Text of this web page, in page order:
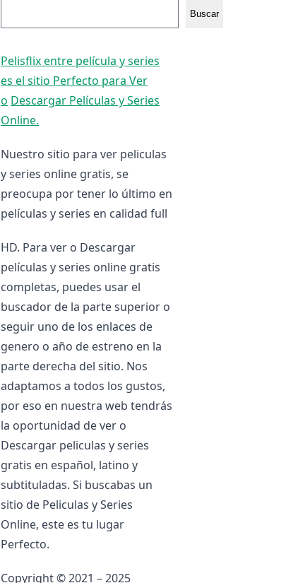
Buscar
Pelisflix entre película y series
es el sitio Perfecto para Ver
o Descargar Películas y Series
Online.
Nuestro sitio para ver peliculas
y series online gratis, se
preocupa por tener lo último en
películas y series en calidad full
HD. Para ver o Descargar
películas y series online gratis
completas, puedes usar el
buscador de la parte superior o
seguir uno de los enlaces de
genero o año de estreno en la
parte derecha del sitio. Nos
adaptamos a todos los gustos,
por eso en nuestra web tendrás
la oportunidad de ver o
Descargar peliculas y series
gratis en español, latino y
subtituladas. Si buscabas un
sitio de Peliculas y Series
Online, este es tu lugar
Perfecto.
Copyright © 2021 – 2025